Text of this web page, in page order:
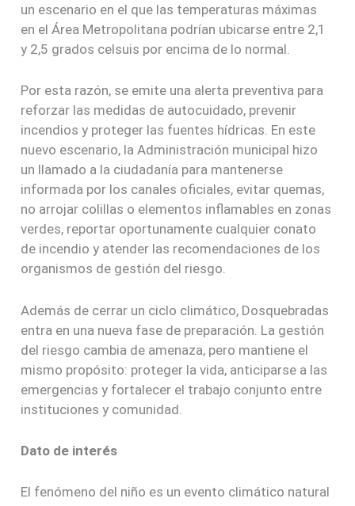
un escenario en el que las temperaturas máximas
en el Área Metropolitana podrían ubicarse entre 2,1
y 2,5 grados celsuis por encima de lo normal.
Por esta razón, se emite una alerta preventiva para
reforzar las medidas de autocuidado, prevenir
incendios y proteger las fuentes hídricas. En este
nuevo escenario, la Administración municipal hizo
un llamado a la ciudadanía para mantenerse
informada por los canales oficiales, evitar quemas,
no arrojar colillas o elementos inflamables en zonas
verdes, reportar oportunamente cualquier conato
de incendio y atender las recomendaciones de los
organismos de gestión del riesgo.
Además de cerrar un ciclo climático, Dosquebradas
entra en una nueva fase de preparación. La gestión
del riesgo cambia de amenaza, pero mantiene el
mismo propósito: proteger la vida, anticiparse a las
emergencias y fortalecer el trabajo conjunto entre
instituciones y comunidad.
Dato de interés
El fenómeno del niño es un evento climático natural